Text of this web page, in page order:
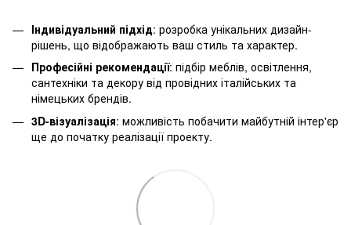
Індивідуальний підхід: розробка унікальних дизайн-
рішень, що відображають ваш стиль та характер.
Професійні рекомендації: підбір меблів, освітлення,
сантехніки та декору від провідних італійських та
німецьких брендів.
3D-візуалізація: можливість побачити майбутній інтер'єр
ще до початку реалізації проекту.